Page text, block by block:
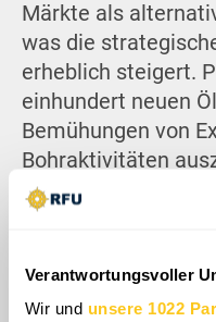
Verantwortungsvoller
Wir und unsere 1022
Märkte als
was die
erheblich steigert.
einhundert neuen
Bemühungen von
Bohraktivitäten
hin, dass Nigeria
stärken, bevor das
Förderleistung